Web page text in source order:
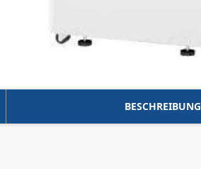
BESCHREIBUNG